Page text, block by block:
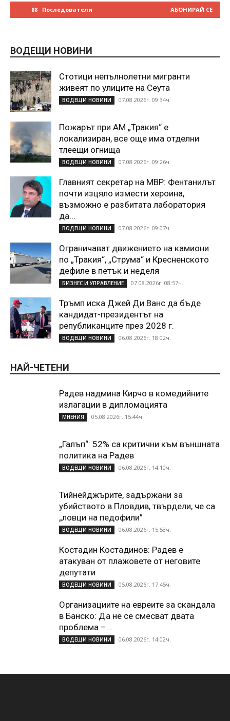
88 Последователи АБОНИРАЙ СЕ
ВОДЕЩИ НОВИНИ
Стотици непълнолетни мигранти
живеят по улиците на Сеута
ВОДЕЩИ НОВИНИ 07.08.2026г. 09:34ч.
Пожарът при АМ „Тракия“ е
локализиран, все още има отделни
тлеещи огнища
ВОДЕЩИ НОВИНИ 07.08.2026г. 09:26ч.
Главният секретар на МВР: Фентанилът
почти изцяло измести хероина,
възможно е разбитата лаборатория
да...
ВОДЕЩИ НОВИНИ 07.08.2026г. 09:07ч.
Ограничават движението на камиони
по „Тракия“, „Струма“ и Кресненското
дефиле в петък и неделя
БИЗНЕС И УПРАВЛЕНИЕ 07.08.2026г. 08:57ч.
Тръмп иска Джей Ди Ванс да бъде
кандидат-президентът на
републиканците през 2028 г.
ВОДЕЩИ НОВИНИ 06.08.2026г. 18:02ч.
НАЙ-ЧЕТЕНИ
Радев надмина Кирчо в комедийните
излагации в дипломацията
МНЕНИЯ 05.08.2026г. 15:44ч.
„Галъп“: 52% са критични към външната
политика на Радев
ВОДЕЩИ НОВИНИ 06.08.2026г. 14:10ч.
Тийнейджърите, задържани за
убийството в Пловдив, твърдели, че са
„ловци на педофили”
ВОДЕЩИ НОВИНИ 06.08.2026г. 15:53ч.
Костадин Костадинов: Радев е
атакуван от плажoвете от неговите
депутати
ВОДЕЩИ НОВИНИ 05.08.2026г. 17:45ч.
Организациите на евреите за скандала
в Банско: Да не се смесват двата
проблема –...
ВОДЕЩИ НОВИНИ 06.08.2026г. 14:02ч.